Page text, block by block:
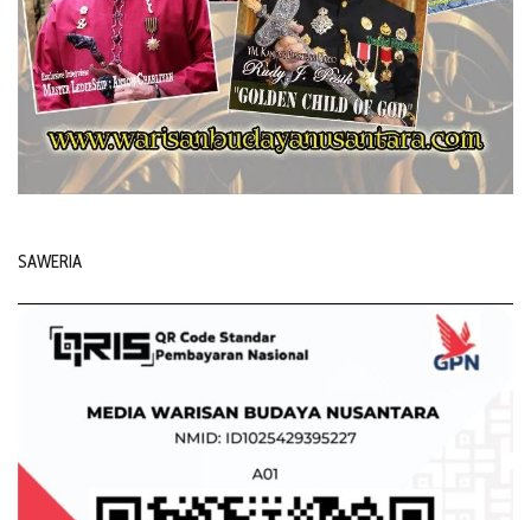
SAWERIA